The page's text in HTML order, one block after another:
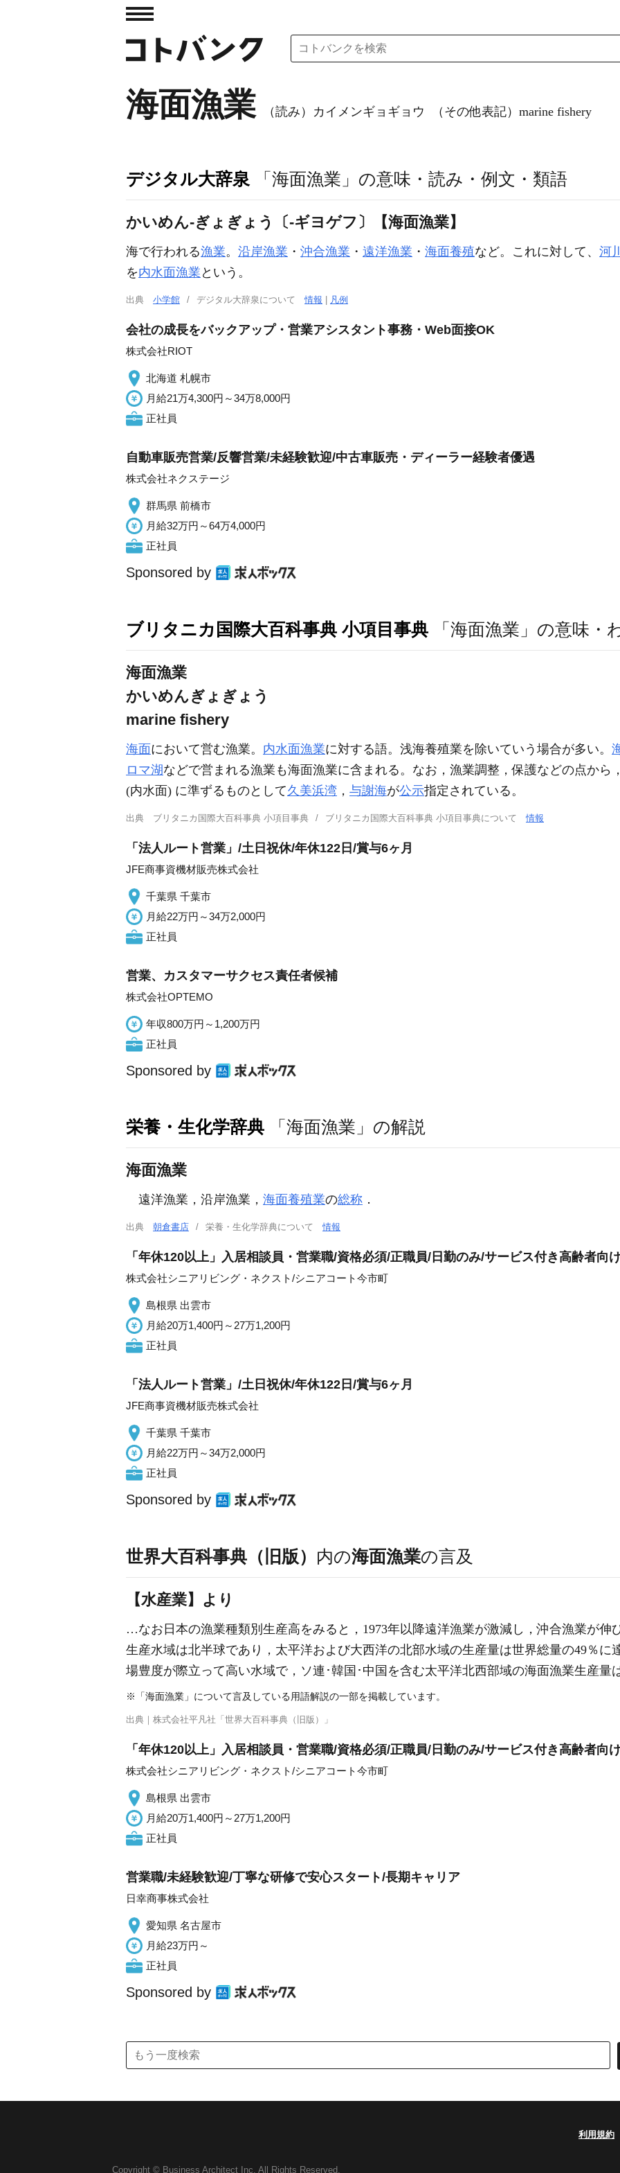
海面漁業 （読み）カイメンギョギョウ （その他表記）marine fishery
デジタル大辞泉 「海面漁業」の意味・読み・例文・類語
かいめん‐ぎょぎょう〔‐ギヨゲフ〕【海面漁業】
海で行われる漁業。 沿岸漁業 ・ 沖合漁業 ・ 遠洋漁業 ・ 海面養殖など。これに対して、 河
を内水面漁業 という。
出典 小学館 デジタル大辞泉について情報 凡例
会社の成長をバックアップ・営業アシスタント事務・Web面接OK
株式会社RIOT
北海道 札幌市
月給21万4,300円～34万8,000円
正社員
自動車販売営業/反響営業/未経験歓迎/中古車販売・ディーラー経験者優遇
株式会社ネクステージ
群馬県 前橋市
月給32万円～64万4,000円
正社員
Sponsored by
ブリタニカ国際大百科事典 小項目事典 「海面漁業」の意味・
海面漁業
かいめんぎょぎょう
marine fishery
海面において営む漁業。 内水面漁業に対する語。浅海養殖業を除いていう場合が多い。
ロマ湖などで営まれる漁業も海面漁業に含まれる。なお，漁業調整，保護などの点から
(内水面) に準ずるものとして久美浜湾 ， 与謝海が公示指定されている。
出典 ブリタニカ国際大百科事典 小項目事典 ブリタニカ国際大百科事典 小項目事典について情報
「法人ルート営業」/土日祝休/年休122日/賞与6ヶ月
JFE商事資機材販売株式会社
千葉県 千葉市
月給22万円～34万2,000円
正社員
営業、カスタマーサクセス責任者候補
株式会社OPTEMO
年収800万円～1,200万円
正社員
Sponsored by
栄養・生化学辞典 「海面漁業」の解説
海面漁業
遠洋漁業，沿岸漁業， 海面養殖業の総称 ．
出典 朝倉書店 栄養・生化学辞典について情報
「年休120以上」入居相談員・営業職/資格必須/正職員/日勤のみ/サービス付き高齢者向
株式会社シニアリビング・ネクスト/シニアコート今市町
島根県 出雲市
月給20万1,400円～27万1,200円
正社員
「法人ルート営業」/土日祝休/年休122日/賞与6ヶ月
JFE商事資機材販売株式会社
千葉県 千葉市
月給22万円～34万2,000円
正社員
Sponsored by
世界大百科事典（旧版） 内の海面漁業の言及
【水産業】より
…なお日本の漁業種類別生産高をみると，1973年以降遠洋漁業が激減し，沖合漁業が伸
生産水域は北半球であり，太平洋および大西洋の北部水域の生産量は世界総量の49％に
場豊度が際立って高い水域で，ソ連･韓国･中国を含む太平洋北西部域の海面漁業生産
※「海面漁業」について言及している用語解説の一部を掲載しています。
出典｜ 株式会社平凡社「世界大百科事典（旧版）」
「年休120以上」入居相談員・営業職/資格必須/正職員/日勤のみ/サービス付き高齢者向
株式会社シニアリビング・ネクスト/シニアコート今市町
島根県 出雲市
月給20万1,400円～27万1,200円
正社員
営業職/未経験歓迎/丁寧な研修で安心スタート/長期キャリア
日幸商事株式会社
愛知県 名古屋市
月給23万円～
正社員
Sponsored by
利用規約
Copyright © Business Architect Inc. All Rights Reserved.